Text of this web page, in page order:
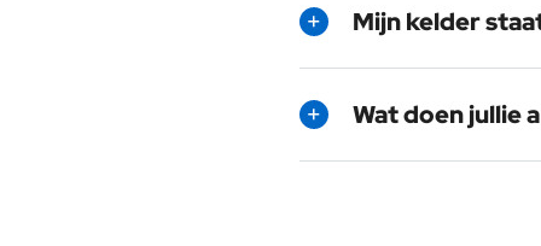
Mijn kelder
Wat doen jullie